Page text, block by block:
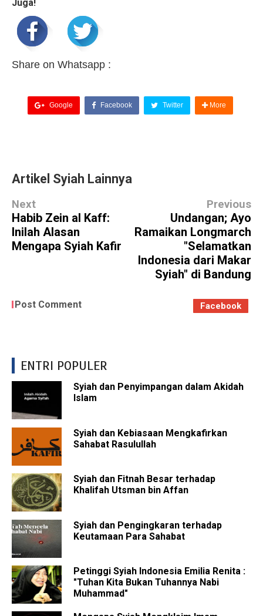
Juga!
Share on Whatsapp :
Google Facebook Twitter More
Artikel Syiah Lainnya
Next
Habib Zein al Kaff:
Inilah Alasan
Mengapa Syiah Kafir
Previous
Undangan; Ayo
Ramaikan Longmarch
"Selamatkan
Indonesia dari Makar
Syiah" di Bandung
Post Comment Facebook
ENTRI POPULER
Syiah dan Penyimpangan dalam Akidah
Islam
Syiah dan Kebiasaan Mengkafirkan
Sahabat Rasulullah
Syiah dan Fitnah Besar terhadap
Khalifah Utsman bin Affan
Syiah dan Pengingkaran terhadap
Keutamaan Para Sahabat
Petinggi Syiah Indonesia Emilia Renita :
"Tuhan Kita Bukan Tuhannya Nabi
Muhammad"